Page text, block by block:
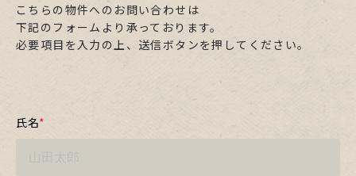
こちらの物件へのお問い合わせは
下記のフォームより承っております。
必要項目を入力の上、送信ボタンを押してください。
氏名*